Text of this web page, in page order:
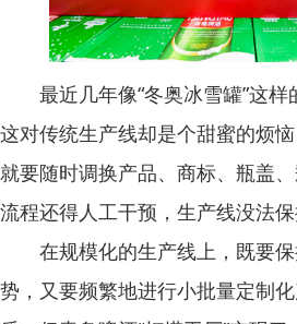
最近几年像“冬奥冰雪罐”这样
这对传统生产线却是个甜蜜的烦
就要随时调换产品、商标、瓶盖
流程还得人工干预，生产线没法保
在规模化的生产线上，既要保
势，又要频繁地进行小批量定制